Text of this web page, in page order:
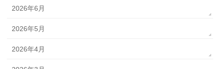
2026年6月
2026年5月
2026年4月